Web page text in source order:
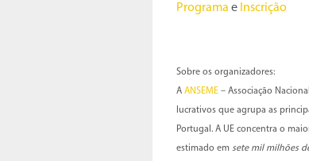
Programa e Inscrição
Sobre os organizadores:
A ANSEME – Associação
lucrativos que agrupa as
Portugal. A UE concentra o
estimado em sete mil milhões